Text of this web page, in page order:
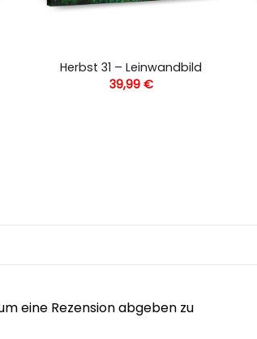
Herbst 31 – Leinwandbild
39,99 €
eine Rezension abgeben zu